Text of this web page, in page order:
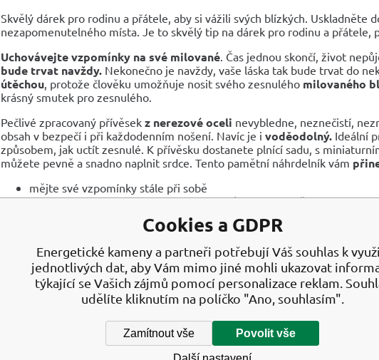
Skvělý dárek pro rodinu a přátele, aby si vážili svých blízkých. Uskladněte
nezapomenutelného místa. Je to skvělý tip na dárek pro rodinu a přátele,
Uchovávejte vzpomínky na své milované . Čas jednou skončí, život
bude trvat navždy. Nekonečno je navždy, vaše láska tak bude trvat do
útěchou , protože člověku umožňuje nosit svého zesnulého milovaného
krásný smutek pro zesnulého.
Pečlivé zpracovaný přívěsek z nerezové oceli nevybledne, neznečistí,
obsah v bezpečí i při každodenním nošení. Navíc je i voděodolný. Ideální
způsobem, jak uctít zesnulé. K přívěsku dostanete plnící sadu, s
můžete pevně a snadno naplnit srdce. Tento pamětní náhrdelník vám
mějte své vzpomínky stále při sobě
pro uchování vzpomínek na krtásné dny (pro suché květiny ze
narození dítěte pro uchování vlasů, nehtů...
kremační na popel domácích mazlíčků
rozměr: 12,6 x 43 mm
řetízek 60 cm
Fotografie je ilustrační. Vzhledem k ruční výrobě se mohou jednotlivé kusy
Povolte šroub a pomocí nástroje trychtýř nasypte popel do přívěsku.
Cookies a GDPR
Energetické kameny a partneři potřebují Váš souhlas k
jednotlivých dat, aby Vám mimo jiné mohli ukazovat
týkající se Vašich zájmů pomocí personalizace reklam.
udělíte kliknutím na políčko "Ano, souhlasím".
Zamítnout vše Povolit vše